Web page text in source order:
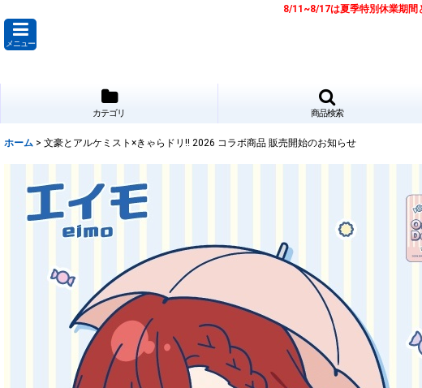
8/11~8/17は夏季特別休業期間
メニュー
カテゴリ 商品検索
ホーム > 文豪とアルケミスト×きゃらドリ!! 2026 コラボ商品 販売開始のお知らせ